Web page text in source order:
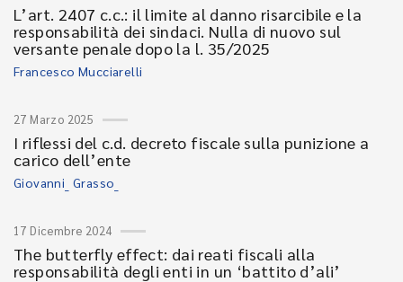
L’art. 2407 c.c.: il limite al danno risarcibile e la
responsabilità dei sindaci. Nulla di nuovo sul
versante penale dopo la l. 35/2025
Francesco Mucciarelli
27 Marzo 2025
I riflessi del c.d. decreto fiscale sulla punizione a
carico dell’ente
Giovanni_ Grasso_
17 Dicembre 2024
The butterfly effect: dai reati fiscali alla
responsabilità degli enti in un ‘battito d’ali’